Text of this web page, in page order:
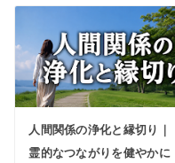
人間関係の浄化と縁切り｜
霊的なつながりを健やかに